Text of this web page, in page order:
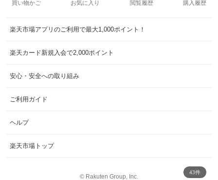
43件
買い物かご お気に入り 閲覧履歴 購入履歴
楽天市場アプリのご利用で最大1,000ポイント！
楽天カード新規入会で2,000ポイント
安心・安全への取り組み
ご利用ガイド
ヘルプ
楽天市場トップ
© Rakuten Group, Inc.